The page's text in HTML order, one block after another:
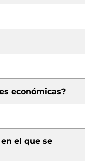
económicas?
el que se